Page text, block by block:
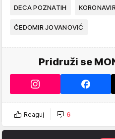
DECA POZNATIH
ČEDOMIR JOVANOVIĆ
Pridruži se
Reaguj 6